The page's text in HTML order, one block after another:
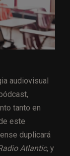
audiovisual
tanto en
este
duplicará
Atlantic, y